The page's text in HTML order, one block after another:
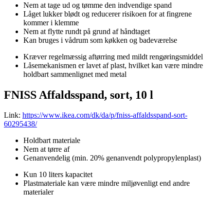
Nem at tage ud og tømme den indvendige spand
Låget lukker blødt og reducerer risikoen for at fingrene
kommer i klemme
Nem at flytte rundt på grund af håndtaget
Kan bruges i vådrum som køkken og badeværelse
Kræver regelmæssig aftørring med mildt rengøringsmiddel
Låsemekanismen er lavet af plast, hvilket kan være mindre
holdbart sammenlignet med metal
FNISS Affaldsspand, sort, 10 l
Link: https://www.ikea.com/dk/da/p/fniss-affaldsspand-sort-
60295438/
Holdbart materiale
Nem at tørre af
Genanvendelig (min. 20% genanvendt polypropylenplast)
Kun 10 liters kapacitet
Plastmateriale kan være mindre miljøvenligt end andre
materialer